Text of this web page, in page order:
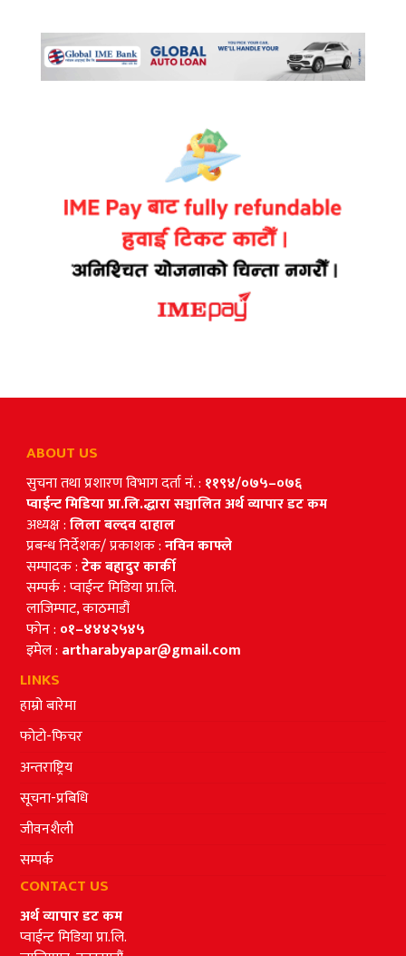
ABOUT US
सुचना तथा प्रशारण विभाग दर्ता नं. : ११९४/०७५–०७६
प्वाईन्ट मिडिया प्रा.लि.द्धारा सञ्चालित अर्थ व्यापार डट कम
अध्यक्ष :लिला बल्दव दाहाल
प्रबन्ध निर्देशक/ प्रकाशक :नविन काफ्ले
सम्पादक :टेक बहादुर कार्की
सम्पर्क : प्वाईन्ट मिडिया प्रा.लि.
लाजिम्पाट, काठमाडौं
फोन : ०१–४४४२५४५
इमेल : artharabyapar@gmail.com
LINKS
हाम्रो बारेमा
फोटो-फिचर
अन्तराष्ट्रिय
सूचना-प्रबिधि
जीवनशैली
सम्पर्क
CONTACT US
अर्थ व्यापार डट कम
प्वाईन्ट मिडिया प्रा.लि.